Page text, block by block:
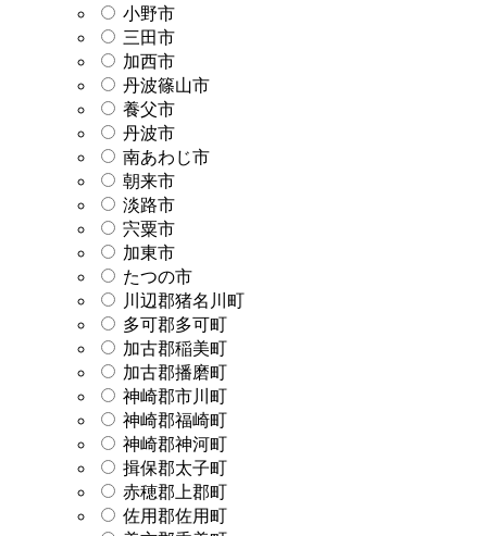
小野市
三田市
加西市
丹波篠山市
養父市
丹波市
南あわじ市
朝来市
淡路市
宍粟市
加東市
たつの市
川辺郡猪名川町
多可郡多可町
加古郡稲美町
加古郡播磨町
神崎郡市川町
神崎郡福崎町
神崎郡神河町
揖保郡太子町
赤穂郡上郡町
佐用郡佐用町